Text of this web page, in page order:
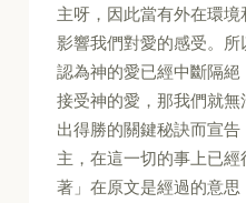
主呀，因此當有外在環
影響我們對愛的感受。所
認為神的愛已經中斷隔
接受神的愛，那我們就
出得勝的關鍵秘訣而宣
主，在這一切的事上已
著」在原文是經過的意